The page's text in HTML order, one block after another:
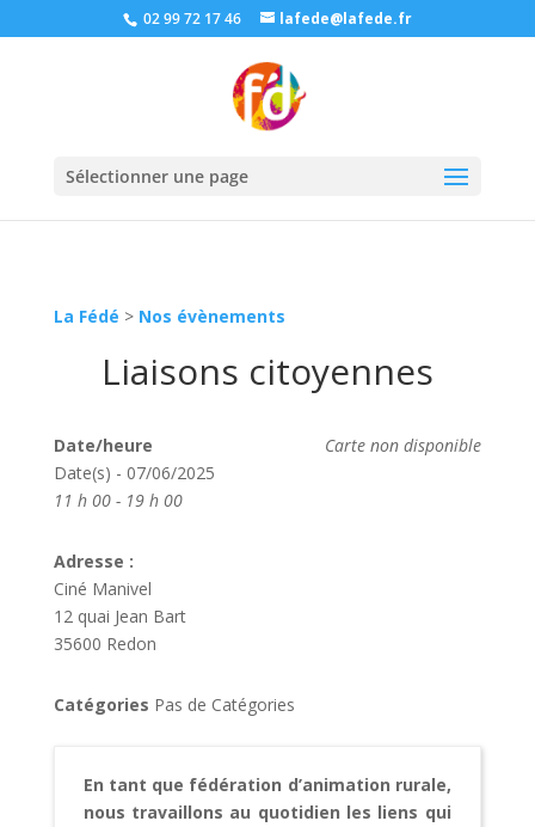
02 99 72 17 46 lafede@lafede.fr
Sélectionner une page
La Fédé > Nos évènements
Liaisons citoyennes
Carte non disponible
Date/heure
Date(s) - 07/06/2025
11 h 00 - 19 h 00
Adresse :
Ciné Manivel
12 quai Jean Bart
35600 Redon
Catégories Pas de Catégories
En tant que fédération d’animation rurale,
nous travaillons au quotidien les liens qui